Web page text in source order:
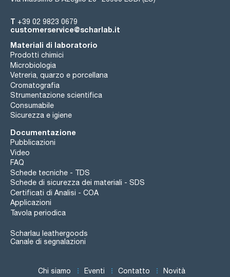
T +39 02 9823 0679
customerservice@scharlab.it
Materiali di laboratorio
Prodotti chimici
Microbiologia
Vetreria, quarzo e porcellana
Cromatografia
Strumentazione scientifica
Consumabile
Sicurezza e igiene
Documentazione
Pubblicazioni
Video
FAQ
Schede tecniche - TDS
Schede di sicurezza dei materiali - SDS
Certificati di Analisi - COA
Applicazioni
Tavola periodica
Scharlau leathergoods
Canale di segnalazioni
Chi siamo Eventi Contatto Novità